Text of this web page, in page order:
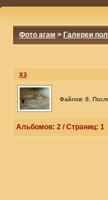
Фото агам > Галереи
хз
Файлов: 8.
Альбомов: 2 / Страниц: 1